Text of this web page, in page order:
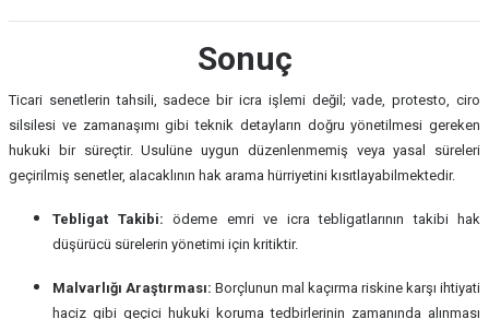
Sonuç
Ticari senetlerin tahsili, sadece bir icra işlemi değil; vade, protesto, ciro
silsilesi ve zamanaşımı gibi teknik detayların doğru yönetilmesi gereken
hukuki bir süreçtir. Usulüne uygun düzenlenmemiş veya yasal süreleri
geçirilmiş senetler, alacaklının hak arama hürriyetini kısıtlayabilmektedir.
Tebligat Takibi: ödeme emri ve icra tebligatlarının takibi hak
düşürücü sürelerin yönetimi için kritiktir.
Malvarlığı Araştırması: Borçlunun mal kaçırma riskine karşı ihtiyati
haciz gibi geçici hukuki koruma tedbirlerinin zamanında alınması